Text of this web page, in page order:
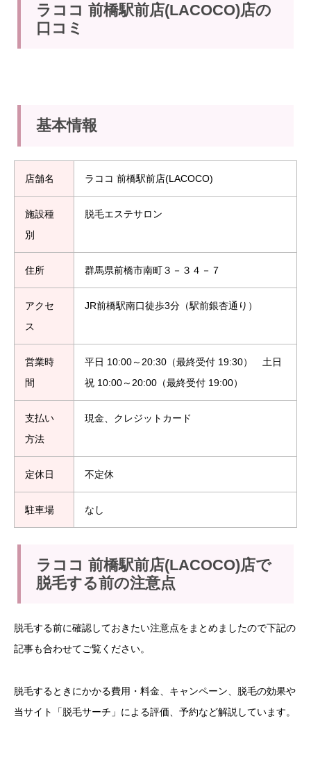
ラココ 前橋駅前店(LACOCO)店の
口コミ
基本情報
店舗名 ラココ 前橋駅前店(LACOCO)
施設種
別
脱毛エステサロン
住所 群馬県前橋市南町３－３４－７
アクセ
ス
JR前橋駅南口徒歩3分（駅前銀杏通り）
営業時
間
平日 10:00～20:30（最終受付 19:30） 土日
祝 10:00～20:00（最終受付 19:00）
支払い
方法
現金、クレジットカード
定休日 不定休
駐車場 なし
ラココ 前橋駅前店(LACOCO)店で
脱毛する前の注意点
脱毛する前に確認しておきたい注意点をまとめましたので下記の
記事も合わせてご覧ください。
脱毛するときにかかる費用・料金、キャンペーン、脱毛の効果や
当サイト「脱毛サーチ」による評価、予約など解説しています。